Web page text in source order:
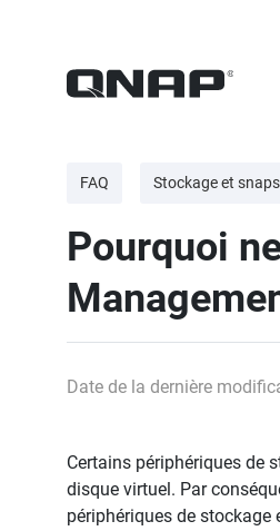
FAQ Stockage et
Pourquoi
Date de la dernière
Certains périphériques de
disque virtuel. Par
périphériques de stockage